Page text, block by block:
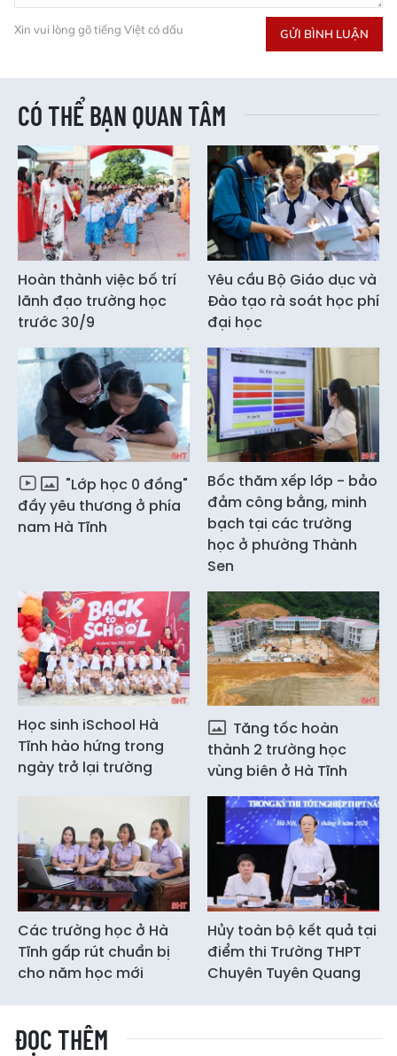
Xin vui lòng gõ tiếng Việt có dấu GỬI BÌNH LUẬN
CÓ THỂ BẠN QUAN TÂM
Hoàn thành việc bố trí
lãnh đạo trường học
trước 30/9
Yêu cầu Bộ Giáo dục và
Đào tạo rà soát học phí
đại học
"Lớp học 0 đồng"
đầy yêu thương ở phía
nam Hà Tĩnh
Bốc thăm xếp lớp - bảo
đảm công bằng, minh
bạch tại các trường
học ở phường Thành
Sen
Học sinh iSchool Hà
Tĩnh hào hứng trong
ngày trở lại trường
Tăng tốc hoàn
thành 2 trường học
vùng biên ở Hà Tĩnh
Các trường học ở Hà
Tĩnh gấp rút chuẩn bị
cho năm học mới
Hủy toàn bộ kết quả tại
điểm thi Trường THPT
Chuyên Tuyên Quang
ĐỌC THÊM